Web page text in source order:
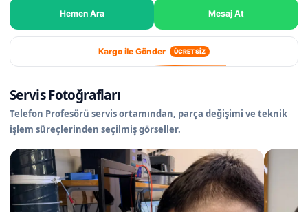
Hemen Ara Mesaj At
Kargo ile Gönder ÜCRETSİZ
Servis Fotoğrafları
Telefon Profesörü servis ortamından, parça değişimi ve teknik
işlem süreçlerinden seçilmiş görseller.